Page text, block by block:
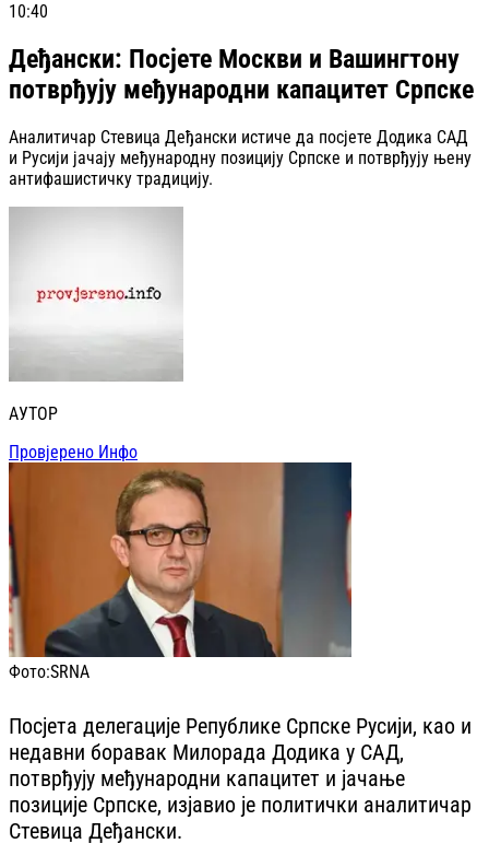
10:40
Деђански: Посјете Москви и Вашингтону
потврђују међународни капацитет Српске
Аналитичар Стевица Деђански истиче да посјете Додика САД
и Русији јачају међународну позицију Српске и потврђују њену
антифашистичку традицију.
АУТОР
Провјерено Инфо
Фото:SRNA
Посјета делегације Републике Српске Русији, као и
недавни боравак Милорада Додика у САД,
потврђују међународни капацитет и јачање
позиције Српске, изјавио је политички аналитичар
Стевица Деђански.